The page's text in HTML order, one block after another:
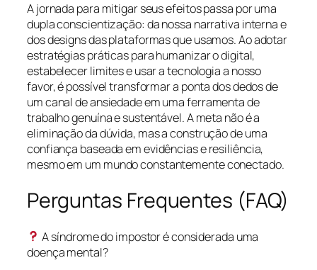
A jornada para mitigar seus efeitos passa por uma
dupla conscientização: da nossa narrativa interna e
dos designs das plataformas que usamos. Ao adotar
estratégias práticas para humanizar o digital,
estabelecer limites e usar a tecnologia a nosso
favor, é possível transformar a ponta dos dedos de
um canal de ansiedade em uma ferramenta de
trabalho genuína e sustentável. A meta não é a
eliminação da dúvida, mas a construção de uma
confiança baseada em evidências e resiliência,
mesmo em um mundo constantemente conectado.
Perguntas Frequentes (FAQ)
A síndrome do impostor é considerada uma
doença mental?